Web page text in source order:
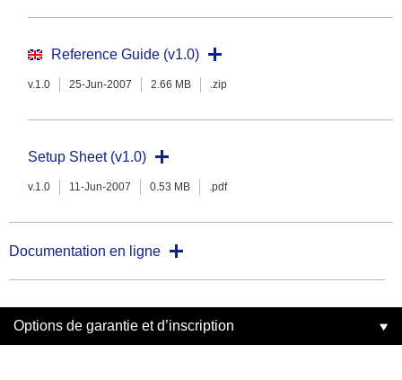
Reference Guide (v1.0)
v.1.0 25-Jun-2007 2.66 MB .zip
Setup Sheet (v1.0)
v.1.0 11-Jun-2007 0.53 MB .pdf
Documentation en ligne
Options de garantie et d’inscription